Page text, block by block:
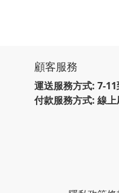
顧客服務
運送服務方式: 7-
付款服務方式: 線